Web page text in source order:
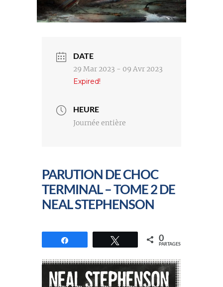
DATE
29 Mar 2023 - 09 Avr 2023
Expired!
HEURE
Journée entière
PARUTION DE CHOC
TERMINAL – TOME 2 DE
NEAL STEPHENSON
Tweetez 0
PARTAGES